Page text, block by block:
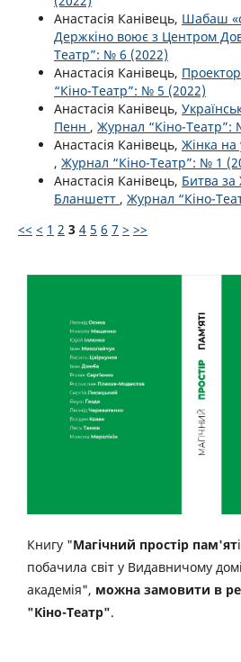
Анастасія Канівець, Шабаш
Держкіно воює з Центром
Театр”: № 6 (2022)
Анастасія Канівець,
“Кіно-Театр”: № 5 (2022)
Анастасія Канівець,
Пенн , Журнал “Кіно-Театр”:
Анастасія Канівець, Жінка на
, Журнал “Кіно-Театр”: № 1
Анастасія Канівець, Битва за
Бланшетт , Журнал “Кіно-
<< < 1 2 3 4 5 6 7 > >>
Книгу "Магічний простір пам'ят
побачила світ у Видавничому
академія", можна замовити в
"Кіно-Театр".